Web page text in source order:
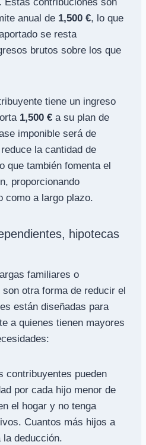
anual de 1,500 €, lo que
se resta
brutos sobre los que
tiene un ingreso
1,500 € a su plan de
imponible será de
la cantidad de
que también fomenta el
proporcionando
como a largo plazo.
hipotecas
familiares o
otra forma de reducir el
están diseñadas para
a quienes tienen mayores
contribuyentes pueden
por cada hijo menor de
el hogar y no tenga
Cuantos más hijos a
deducción.